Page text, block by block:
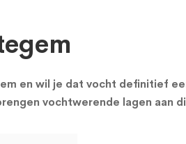
en wil je dat vocht definitief
vochtwerende lagen aan